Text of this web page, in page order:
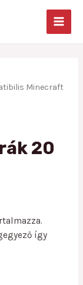
MAIN
Minecraft
20
így